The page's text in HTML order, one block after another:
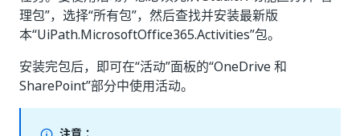
理包”，选择“所有包”，然后查找并安装最新版
本“UiPath.MicrosoftOffice365.Activities”包。
安装完包后，即可在“活动”面板的“OneDrive 和
SharePoint”部分中使用活动。